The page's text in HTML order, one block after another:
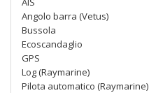
Angolo barra (Vetus)
Bussola
Ecoscandaglio
GPS
Log (Raymarine)
Pilota automatico (Raymarine)